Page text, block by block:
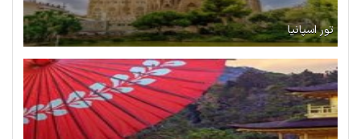
تور اسپانیا